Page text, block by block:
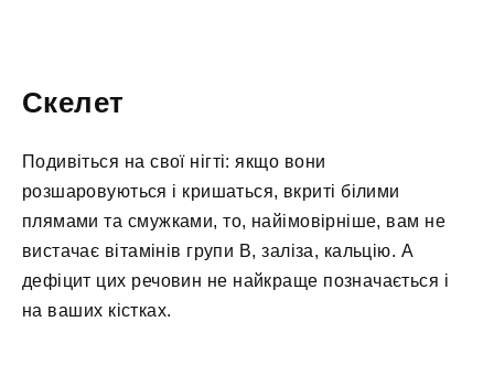
Скелет
Подивіться на свої нігті: якщо вони
розшаровуються і кришаться, вкриті білими
плямами та смужками, то, найімовірніше, вам не
вистачає вітамінів групи В, заліза, кальцію. А
дефіцит цих речовин не найкраще позначається і
на ваших кістках.